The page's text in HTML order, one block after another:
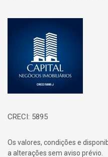
CRECI: 5895
Os valores, condições e
a alterações sem aviso prévio.